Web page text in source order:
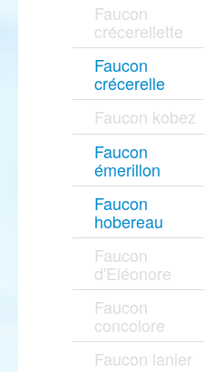
Faucon
crécerellette
Faucon
crécerelle
Faucon kobez
Faucon
émerillon
Faucon
hobereau
Faucon
d'Eléonore
Faucon
concolore
Faucon lanier